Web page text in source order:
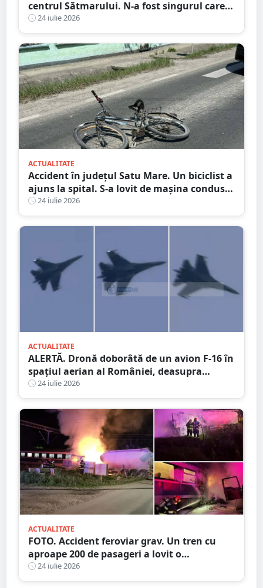
centrul Sătmarului. N-a fost singurul care a
călcat pe bec
24 iulie 2026
ACTUALITATE
Accident în județul Satu Mare. Un biciclist a
ajuns la spital. S-a lovit de mașina condusă
de un tânăr șofer
24 iulie 2026
ACTUALITATE
ALERTĂ. Dronă doborâtă de un avion F-16 în
spațiul aerian al României, deasupra
județului Buzău
24 iulie 2026
ACTUALITATE
FOTO. Accident feroviar grav. Un tren cu
aproape 200 de pasageri a lovit o
autocisternă, care a luat foc
24 iulie 2026